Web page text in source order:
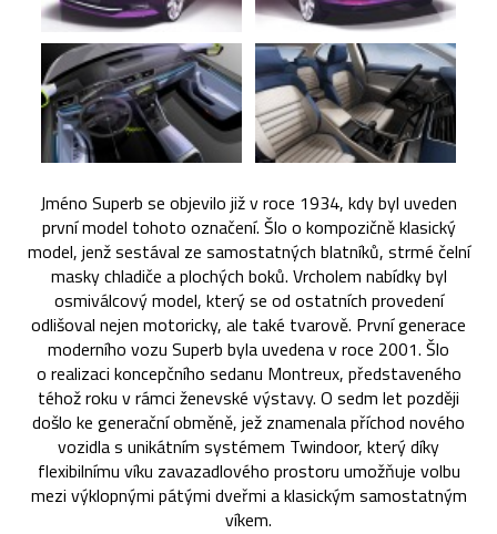
Jméno Superb se objevilo již v roce 1934, kdy byl uveden
první model tohoto označení. Šlo o kompozičně klasický
model, jenž sestával ze samostatných blatníků, strmé čelní
masky chladiče a plochých boků. Vrcholem nabídky byl
osmiválcový model, který se od ostatních provedení
odlišoval nejen motoricky, ale také tvarově. První generace
moderního vozu Superb byla uvedena v roce 2001. Šlo
o realizaci koncepčního sedanu Montreux, představeného
téhož roku v rámci ženevské výstavy. O sedm let později
došlo ke generační obměně, jež znamenala příchod nového
vozidla s unikátním systémem Twindoor, který díky
flexibilnímu víku zavazadlového prostoru umožňuje volbu
mezi výklopnými pátými dveřmi a klasickým samostatným
víkem.